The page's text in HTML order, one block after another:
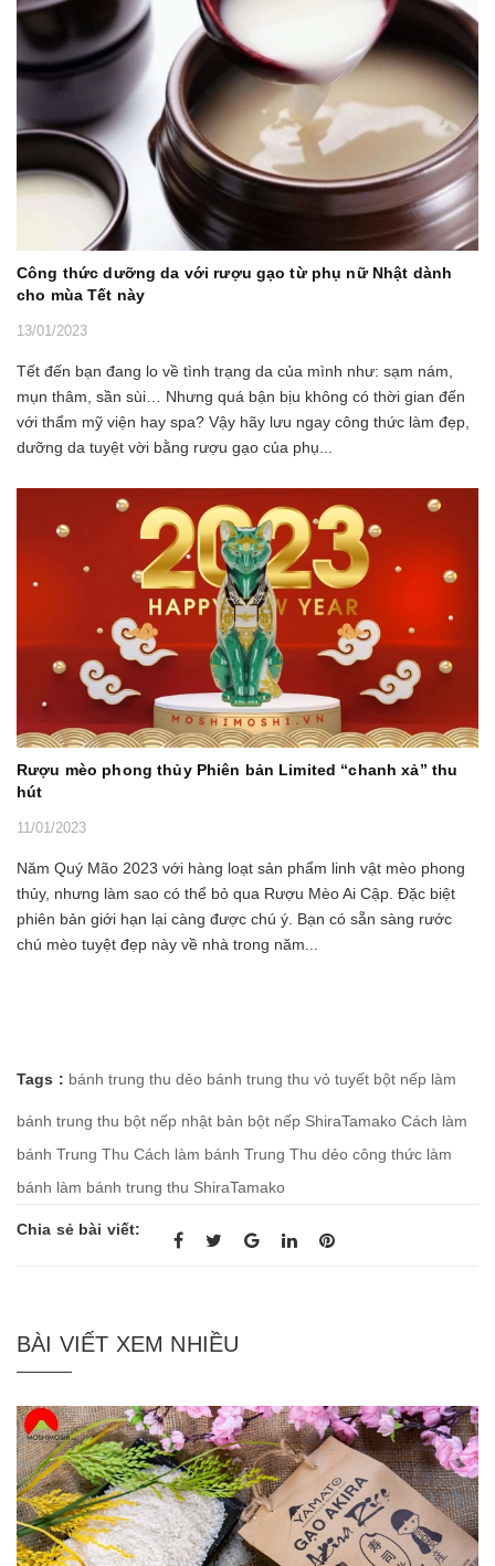
Công thức dưỡng da với rượu gạo từ phụ nữ Nhật dành
cho mùa Tết này
13/01/2023
Tết đến bạn đang lo về tình trạng da của mình như: sạm nám,
mụn thâm, sần sùi… Nhưng quá bận bịu không có thời gian đến
với thẩm mỹ viện hay spa? Vậy hãy lưu ngay công thức làm đẹp,
dưỡng da tuyệt vời bằng rượu gạo của phụ...
Rượu mèo phong thủy Phiên bản Limited “chanh xả” thu
hút
11/01/2023
Năm Quý Mão 2023 với hàng loạt sản phẩm linh vật mèo phong
thủy, nhưng làm sao có thể bỏ qua Rượu Mèo Ai Cập. Đặc biệt
phiên bản giới hạn lại càng được chú ý. Bạn có sẵn sàng rước
chú mèo tuyệt đẹp này về nhà trong năm...
Tags : bánh trung thu dẻo bánh trung thu vỏ tuyết bột nếp làm
bánh trung thu bột nếp nhật bản bột nếp ShiraTamako Cách làm
bánh Trung Thu Cách làm bánh Trung Thu dẻo công thức làm
bánh làm bánh trung thu ShiraTamako
Chia sẻ bài viết:
BÀI VIẾT XEM NHIỀU